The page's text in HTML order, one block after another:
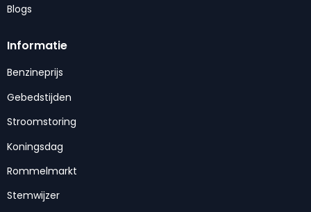
Blogs
Informatie
Benzineprijs
Gebedstijden
Stroomstoring
Koningsdag
Rommelmarkt
Stemwijzer